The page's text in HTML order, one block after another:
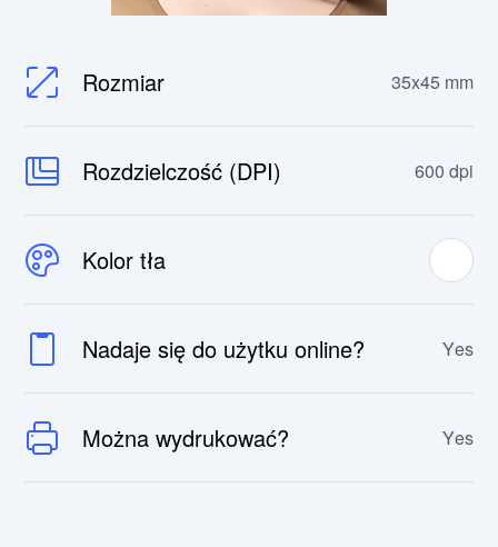
Rozmiar 35x45 mm
Rozdzielczość (DPI) 600 dpi
Kolor tła
Nadaje się do użytku online? Yes
Można wydrukować? Yes